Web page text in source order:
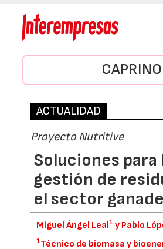
CAPRINO
ACTUALIDAD
Proyecto Nutritive
Soluciones para
gestión de
el sector
Miguel Ángel Leal1 y Pablo
1Técnico de biomasa y